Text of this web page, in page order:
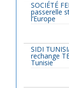
SOCIÉTÉ
passerelle
l’Europe
SIDI
rechange
Tunisie